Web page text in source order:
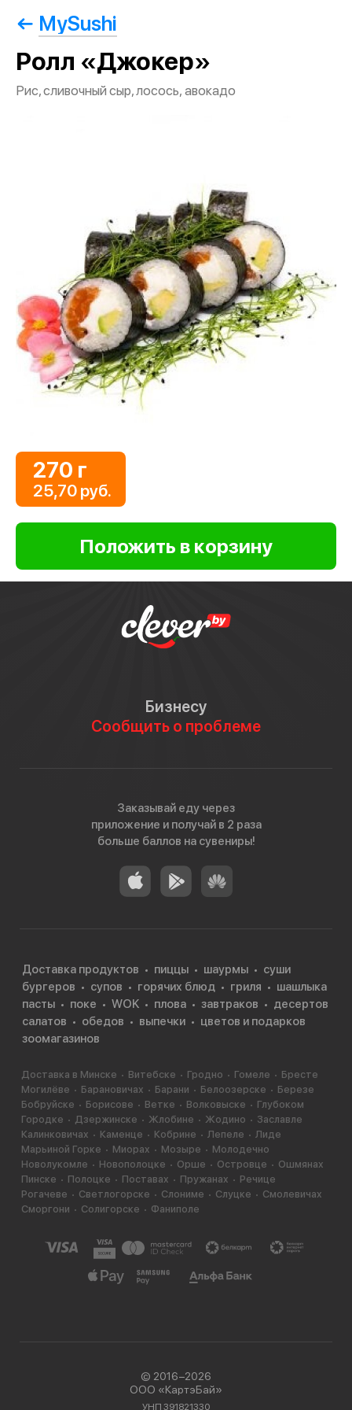
MySushi
Ролл «Джокер»
Рис, сливочный сыр, лосось, авокадо
270 г
25,70 руб.
Бизнесу
Сообщить о проблеме
Заказывай еду через
приложение и получай в 2 раза
больше баллов на сувениры!
Доставка продуктов пиццы шаурмы
суши
бургеров
супов горячих блюд гриля
шашлыка
пасты
поке WOK плова завтраков
десертов
салатов
обедов выпечки
цветов и подарков
зоомагазинов
Доставка в Минске Витебске Гродно Гомеле
Бресте
Могилёве
Барановичах Барани Белоозерске
Березе
Бобруйске
Борисове Ветке Волковыске
Глубоком
Городке
Дзержинске Жлобине Жодино
Заславле
Калинковичах
Каменце Кобрине Лепеле
Лиде
Марьиной Горке
Миорах Мозыре
Молодечно
Новолукомле
Новополоцке Орше Островце
Ошмянах
Пинске
Полоцке Поставах Пружанах
Речице
Рогачеве
Светлогорске Слониме Слуцке
Смолевичах
Сморгони
Солигорске Фаниполе
© 2016−2026
ООО «КартэБай»
УНП 391821330